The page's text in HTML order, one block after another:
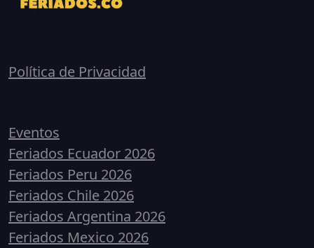
Política de Privacidad
Eventos
Feriados Ecuador 2026
Feriados Peru 2026
Feriados Chile 2026
Feriados Argentina 2026
Feriados Mexico 2026